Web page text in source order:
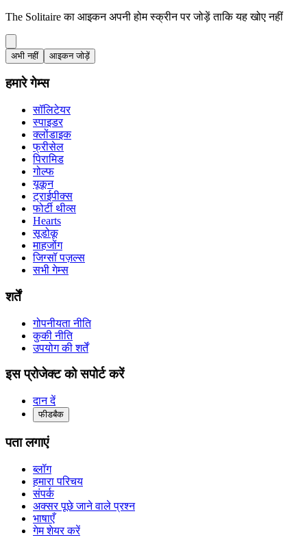
The Solitaire का आइकन अपनी होम स्क्रीन पर जोड़ें ताकि यह खोए नहीं
अभी नहीं आइकन जोड़ें
हमारे गेम्स
सॉलिटेयर
स्पाइडर
क्लोंडाइक
फ्रीसेल
पिरामिड
गोल्फ
यूकून
ट्राईपीक्स
फोर्टी थीव्स
Hearts
सूडोकू
माहजोंग
जिग्सॉ पज़ल्स
सभी गेम्स
शर्तें
गोपनीयता नीति
कुकी नीति
उपयोग की शर्तें
इस प्रोजेक्ट को सपोर्ट करें
दान दें
फीडबैक
पता लगाएं
ब्लॉग
हमारा परिचय
संपर्क
अक्सर पूछे जाने वाले प्रश्न
भाषाएँ
गेम शेयर करें